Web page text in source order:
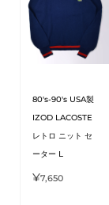
80's-90's USA製
IZOD LACOSTE
レトロ ニット セ
ーター L
¥7,650